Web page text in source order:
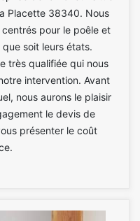
Placette 38340. Nous
pour le poêle et
soit leurs états.
très qualifiée qui nous
intervention. Avant
nous aurons le plaisir
le devis de
présenter le coût